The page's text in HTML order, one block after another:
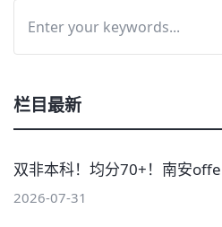
栏目最新
双非本科！均分70+！南安
2026-07-31